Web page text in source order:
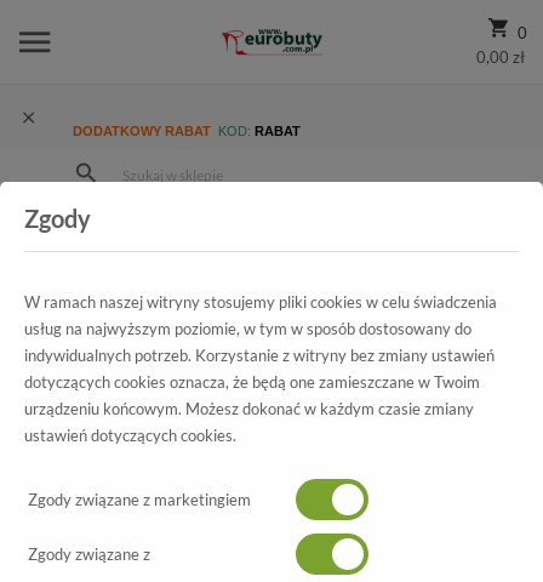
0
0,00 zł
DODATKOWY RABAT KOD: RABAT
Kolekcja męska
Trzewiki Trzewiki American J15578 Navy
Wszystkie produkty
Trzewiki American
J15578 Navy
Zgody
W ramach naszej witryny stosujemy pliki cookies w celu świadczenia
usług na najwyższym poziomie, w tym w sposób dostosowany do
indywidualnych potrzeb. Korzystanie z witryny bez zmiany ustawień
dotyczących cookies oznacza, że będą one zamieszczane w Twoim
urządzeniu końcowym. Możesz dokonać w każdym czasie zmiany
ustawień dotyczących cookies.
Zgody związane z marketingiem
Zgody związane z